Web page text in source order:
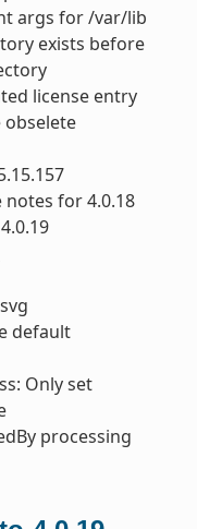
args for /var/lib
exists before
license entry
obselete
for 4.0.18
default
Only set
processing